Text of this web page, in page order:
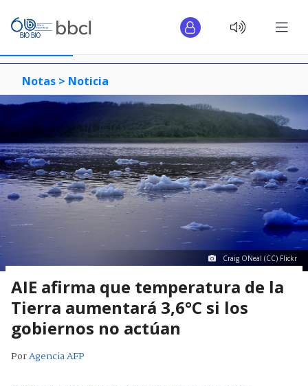
Notas > Noticia
Craig ONeal (CC) Flickr
AIE afirma que temperatura de la
Tierra aumentará 3,6°C si los
gobiernos no actúan
PorAgencia AFP